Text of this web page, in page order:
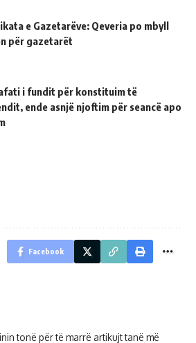
e Gazetarëve: Qeveria po mbyll
për gazetarët
i fundit për konstituim të
ende asnjë njoftim për seancë apo
Facebook
tonë për të marrë artikujt tanë më